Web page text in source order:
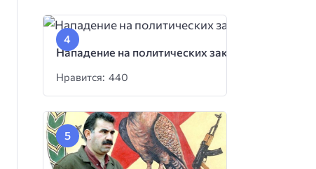
Нападение на политических заключенных
Нравится: 440